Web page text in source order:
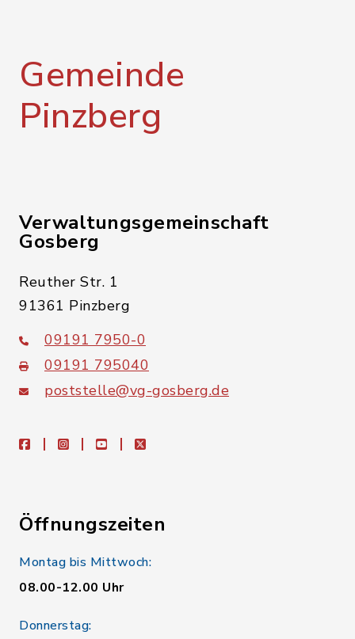
Gemeinde
Pinzberg
Verwaltungsgemeinschaft
Gosberg
Reuther Str. 1
91361 Pinzberg
09191 7950-0
09191 795040
poststelle@vg-gosberg.de
facebookinstagramyoutubeX
Öffnungszeiten
Montag bis Mittwoch:
08.00-12.00 Uhr
Donnerstag: